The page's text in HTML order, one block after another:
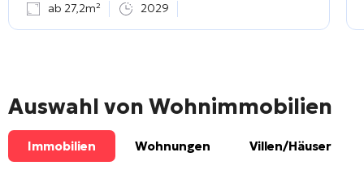
ab 27,2m² 2029
Auswahl von Wohnimmobilien
Immobilien Wohnungen Villen/Häuser